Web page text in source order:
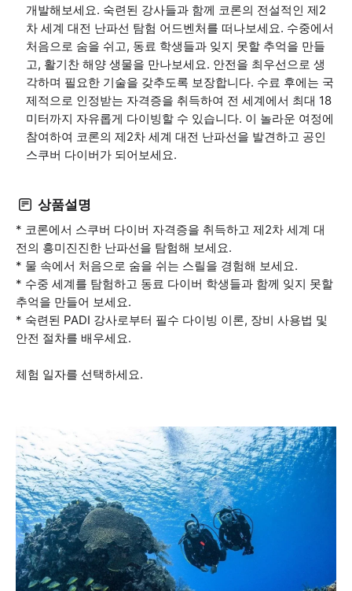
개발해보세요. 숙련된 강사들과 함께 코론의 전설적인 제2
차 세계 대전 난파선 탐험 어드벤처를 떠나보세요. 수중에서
처음으로 숨을 쉬고, 동료 학생들과 잊지 못할 추억을 만들
고, 활기찬 해양 생물을 만나보세요. 안전을 최우선으로 생
각하며 필요한 기술을 갖추도록 보장합니다. 수료 후에는 국
제적으로 인정받는 자격증을 취득하여 전 세계에서 최대 18
미터까지 자유롭게 다이빙할 수 있습니다. 이 놀라운 여정에
참여하여 코론의 제2차 세계 대전 난파선을 발견하고 공인
스쿠버 다이버가 되어보세요.
상품설명
* 코론에서 스쿠버 다이버 자격증을 취득하고 제2차 세계 대
전의 흥미진진한 난파선을 탐험해 보세요.
* 물 속에서 처음으로 숨을 쉬는 스릴을 경험해 보세요.
* 수중 세계를 탐험하고 동료 다이버 학생들과 함께 잊지 못할
추억을 만들어 보세요.
* 숙련된 PADI 강사로부터 필수 다이빙 이론, 장비 사용법 및
안전 절차를 배우세요.
체험 일자를 선택하세요.